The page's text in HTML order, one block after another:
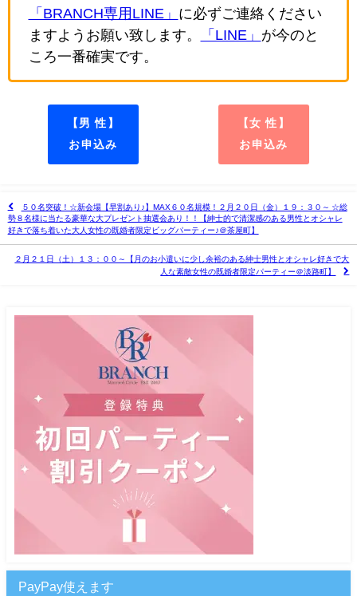
「BRANCH専用LINE」 に必ずご連絡ください
ますようお願い致します。
「LINE」 が今のと
ころ一番確実です。
【男 性】
お申込み
【女 性】
お申込み
５０名突破！☆新会場【早割あり♪】MAX６０名規模！２月２０日（金）１９：３０～ ☆総
勢８名様に当たる豪華な大プレゼント抽選会あり！！【紳士的で清潔感のある男性とオシャレ
好きで落ち着いた大人女性の既婚者限定ビッグパーティー♪＠茶屋町】
２月２１日（土）１３：００～【月のお小遣いに少し余裕のある紳士男性とオシャレ好きで大
人な素敵女性の既婚者限定パーティー＠淡路町】
PayPay使えます